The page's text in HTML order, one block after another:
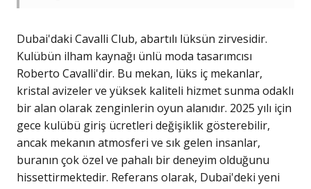
Dubai'daki Cavalli Club, abartılı lüksün zirvesidir.
Kulübün ilham kaynağı ünlü moda tasarımcısı
Roberto Cavalli'dir. Bu mekan, lüks iç mekanlar,
kristal avizeler ve yüksek kaliteli hizmet sunma odaklı
bir alan olarak zenginlerin oyun alanıdır. 2025 yılı için
gece kulübü giriş ücretleri değişiklik gösterebilir,
ancak mekanın atmosferi ve sık gelen insanlar,
buranın çok özel ve pahalı bir deneyim olduğunu
hissettirmektedir. Referans olarak, Dubai'deki yeni